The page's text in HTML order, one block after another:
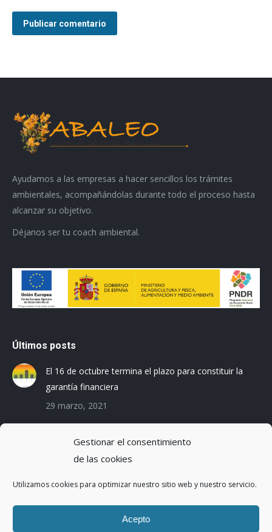
Gestionar el consentimiento
de las cookies
Utilizamos cookies para optimizar nuestro sitio web y nuestro servicio.
Acepto
Publicar comentario
Ayudamos a las empresas a hacer sencillos los trámites
ambientales, acompañándolas durante todo el proceso hasta
alcanzar su objetivo.
Déjanos ser tu coach ambiental.
Últimos posts
El 16 de octubre termina el plazo para constituir la
garantía financiera
29 marzo, 2021
de la Huella de Carbono
3 diciembre, 2019
Reduciendo la Huella Hídrica en una planta de
montaje de coches